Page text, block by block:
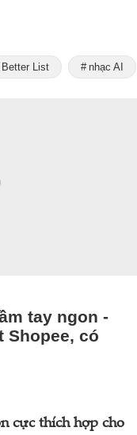
Better List nhạc AI
tay ngon -
Shopee, có
cực thích hợp cho